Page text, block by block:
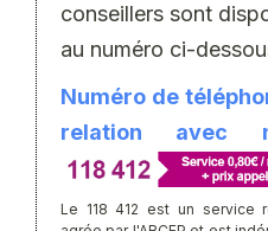
conseillers sont
au numéro ci-
Numéro de
relation avec
Le 118 412 est un service